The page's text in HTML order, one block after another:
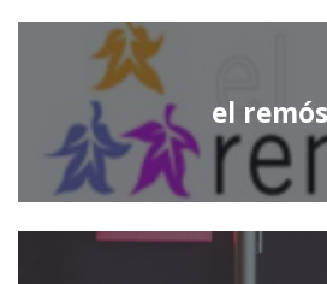
el remós